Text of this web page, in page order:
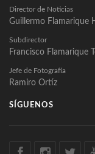
Director de Noticias
Guillermo Flamarique
Subdirector
Francisco Flamarique
Jefe de Fotografía
Ramiro Ortíz
SÍGUENOS